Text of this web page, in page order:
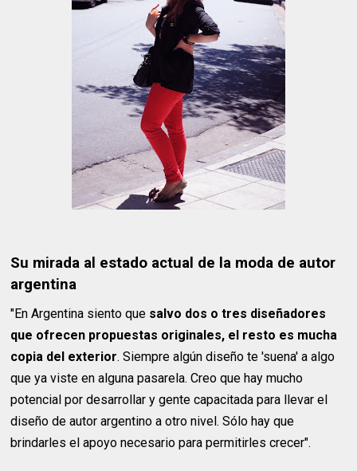
Su mirada al estado actual de la moda de autor
argentina
"En Argentina siento que salvo dos o tres diseñadores
que ofrecen propuestas originales, el resto es mucha
copia del exterior. Siempre algún diseño te 'suena' a algo
que ya viste en alguna pasarela. Creo que hay mucho
potencial por desarrollar y gente capacitada para llevar el
diseño de autor argentino a otro nivel. Sólo hay que
brindarles el apoyo necesario para permitirles crecer".